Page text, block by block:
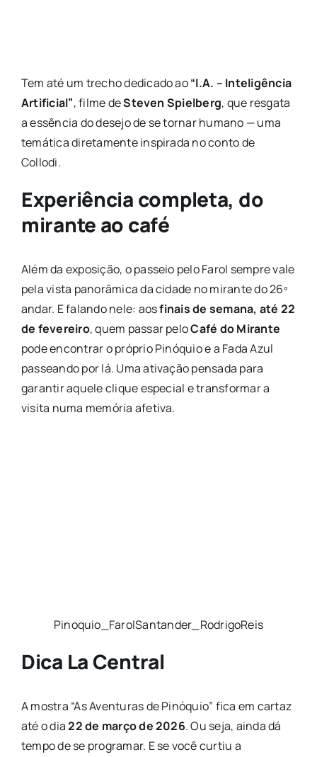
Tem até um trecho dedicado ao“I.A. – Inteligência
Artificial”, filme deSteven Spielberg, que resgata
a essência do desejo de se tornar humano — uma
temática diretamente inspirada no conto de
Collodi.
Experiência completa, do
mirante ao café
Além da exposição, o passeio pelo Farol sempre vale
pela vista panorâmica da cidade no mirante do 26º
andar. E falando nele: aosfinais de semana, até 22
de fevereiro, quem passar peloCafé do Mirante
pode encontrar o próprio Pinóquio e a Fada Azul
passeando por lá. Uma ativação pensada para
garantir aquele clique especial e transformar a
visita numa memória afetiva.
Pinoquio_FarolSantander_RodrigoReis
Dica La Central
A mostra “As Aventuras de Pinóquio” fica em cartaz
até o dia22 de março de 2026. Ou seja, ainda dá
tempo de se programar. E se você curtiu a